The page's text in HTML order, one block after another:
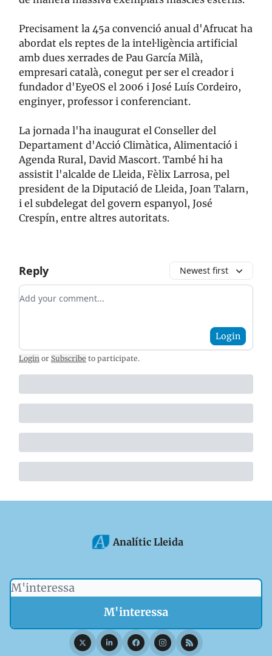
Precisament la 45a convenció anual d'Afrucat ha
abordat els reptes de la intel·ligència artificial
amb dues xerrades de Pau García Milà,
empresari català, conegut per ser el creador i
fundador d'EyeOS el 2006 i José Luís Cordeiro,
enginyer, professor i conferenciant.
La jornada l'ha inaugurat el Conseller del
Departament d'Acció Climàtica, Alimentació i
Agenda Rural, David Mascort. També hi ha
assistit l'alcalde de Lleida, Fèlix Larrosa, pel
president de la Diputació de Lleida, Joan Talarn,
i el subdelegat del govern espanyol, José
Crespín, entre altres autoritats.
Reply Newest first
Add your comment
Login
Login or Subscribe to participate.
Analític Lleida